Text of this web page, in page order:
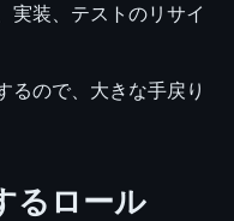
実装、テストのリサイ
るので、大きな手戻り
るロール